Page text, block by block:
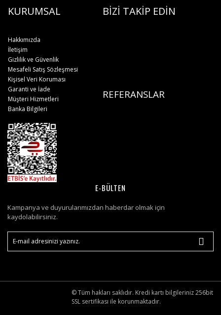
KURUMSAL BİZİ TAKİP EDİN
Hakkımızda
İletişim
Gizlilik ve Güvenlik
Mesafeli Satış Sözleşmesi
Kişisel Veri Koruması
REFERANSLAR
Garanti ve İade
Müşteri Hizmetleri
Banka Bilgileri
E-BÜLTEN
Kampanya ve duyurularımızdan haberdar olmak için
kaydolabilirsiniz.
© Tüm hakları saklıdır. Kredi kartı bilgileriniz 256bit
SSL sertifikası ile korunmaktadır.